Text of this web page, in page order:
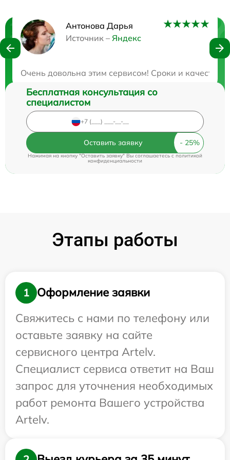
Антонова Дарья
Источник – Яндекс
Очень довольна этим сервисом! Сроки и качество
Нужна консультация?
Бесплатная консультация со
специалистом
Оставить заявку
Нажимая на кнопку "Оставить заявку" Вы соглашаетесь cполитикой
конфиденциальности
Этапы работы
1
Оформление заявки
Свяжитесь с нами по телефону или
оставьте заявку на сайте
сервисного центра Artelv.
Специалист сервиса ответит на Ваш
запрос для уточнения необходимых
работ ремонта Вашего устройства
Artelv.